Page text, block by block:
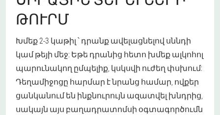
ՈՒՐՄ
Խմեք 2-3 կաթիլ ՝ դրանք ավելացնելով սննդի
կամ թեյի մեջ: Եթե դրանից հետո խմեք ալկոհոլ
պարունակող ըմպելիք, կսկսվի ուժեղ փսխում:
Դեղամիջոցը հարմար է նրանց համար, ովքեր
ցանկանում են ինքնուրույն ազատվել խնդրից,
սակայն այս բաղադրատոմսի օգտագործումն